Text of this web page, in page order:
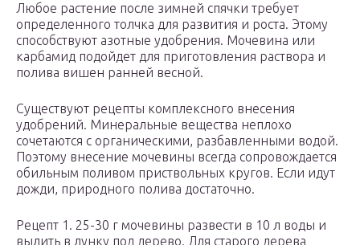
Любое растение после зимней спячки требует
определенного толчка для развития и роста. Этому
способствуют азотные удобрения. Мочевина или
карбамид подойдет для приготовления раствора и
полива вишен ранней весной.
Существуют рецепты комплексного внесения
удобрений. Минеральные вещества неплохо
сочетаются с органическими, разбавленными водой.
Поэтому внесение мочевины всегда сопровождается
обильным поливом приствольных кругов. Если идут
дожди, природного полива достаточно.
Рецепт 1. 25-30 г мочевины развести в 10 л воды и
вылить в лунку под дерево. Для старого дерева